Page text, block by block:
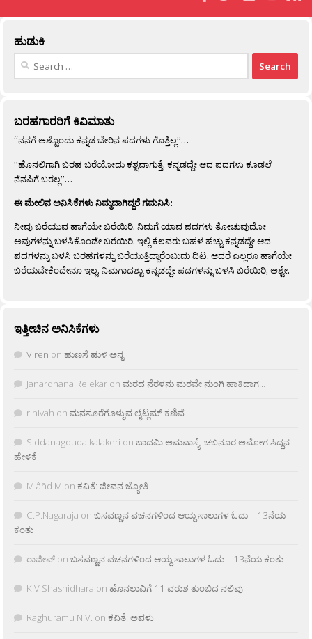
ಹುಡುಕಿ
Search
ಬರಹಗಾರರಿಗೆ ಕಿವಿಮಾತು
“ನನಗೆ ಅಶ್ಟೊಂದು ಕನ್ನಡ ಬೇರಿನ ಪದಗಳು ಗೊತ್ತಿಲ್ಲ”…
“ಹೊನಲಿಗಾಗಿ ಬರಹ ಬರೆಯೋದು ಕಶ್ಟವಾಗುತ್ತೆ. ಕನ್ನಡದ್ದೇ ಆದ ಪದಗಳು ಕೂಡಲೆ
ನೆನಪಿಗೆ ಬರಲ್ಲ”…
ಈ ಮೇಲಿನ ಅನಿಸಿಕೆಗಳು ನಿಮ್ಮದಾಗಿದ್ದರೆ ಗಮನಿಸಿ:
ನೀವು ಬರೆಯುವ ಹಾಗೆಯೇ ಬರೆಯಿರಿ. ನಿಮಗೆ ಯಾವ ಪದಗಳು ತೋಚುವುದೋ
ಅವುಗಳನ್ನು ಬಳಸಿಕೊಂಡೇ ಬರೆಯಿರಿ. ಇಲ್ಲಿ ಕೆಲವರು ಬಹಳ ಹೆಚ್ಚು ಕನ್ನಡದ್ದೇ ಆದ
ಪದಗಳನ್ನು ಬಳಸಿ ಬರಹಗಳನ್ನು ಬರೆಯುತ್ತಿದ್ದಾರೆಂಬುದು ದಿಟ. ಆದರೆ ಎಲ್ಲರೂ ಹಾಗೆಯೇ
ಬರೆಯಬೇಕೆಂದೇನೂ ಇಲ್ಲ. ನಿಮಗಾದಶ್ಟು ಕನ್ನಡದ್ದೇ ಪದಗಳನ್ನು ಬಳಸಿ ಬರೆಯಿರಿ, ಅಶ್ಟೇ.
ಇತ್ತೀಚಿನ ಅನಿಸಿಕೆಗಳು
Viren on ಹುಣಸೆ ಹುಳಿ ಅನ್ನ
Janardhana Relekar on ಮರದ ನೆರಳನು ಮರವೇ ನುಂಗಿ ಹಾಕಿದಾಗ…
rjnivah on ಮನಸೂರೆಗೊಳ್ಳುವ ಲೈಟ್ಲಮ್ ಕಣಿವೆ
Siddanagouda kalakeri on ಬಾದಮಿ ಅಮವಾಸ್ಯೆ: ಚಬನೂರ ಅಮೋಗ ಸಿದ್ದನ
ಹೇಳಿಕೆ
M âñd M on ಕವಿತೆ: ಜೀವನ ಜ್ಯೋತಿ
C.P.Nagaraja on ಬಸವಣ್ಣನ ವಚನಗಳಿಂದ ಆಯ್ದ ಸಾಲುಗಳ ಓದು – 13ನೆಯ
ಕಂತು
ರಾಜೀವ್ on ಬಸವಣ್ಣನ ವಚನಗಳಿಂದ ಆಯ್ದ ಸಾಲುಗಳ ಓದು – 13ನೆಯ ಕಂತು
K.V Shashidhara on ಹೊನಲುವಿಗೆ 11 ವರುಶ ತುಂಬಿದ ನಲಿವು
Raghuramu N.V. on ಕವಿತೆ: ಅವಳು